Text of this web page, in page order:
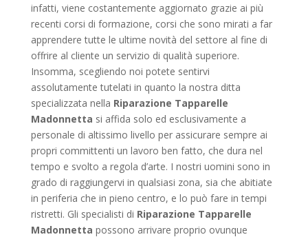
infatti, viene costantemente aggiornato grazie ai più
recenti corsi di formazione, corsi che sono mirati a far
apprendere tutte le ultime novità del settore al fine di
offrire al cliente un servizio di qualità superiore.
Insomma, scegliendo noi potete sentirvi
assolutamente tutelati in quanto la nostra ditta
specializzata nella Riparazione Tapparelle
Madonnetta si affida solo ed esclusivamente a
personale di altissimo livello per assicurare sempre ai
propri committenti un lavoro ben fatto, che dura nel
tempo e svolto a regola d’arte. I nostri uomini sono in
grado di raggiungervi in qualsiasi zona, sia che abitiate
in periferia che in pieno centro, e lo può fare in tempi
ristretti. Gli specialisti di Riparazione Tapparelle
Madonnetta possono arrivare proprio ovunque